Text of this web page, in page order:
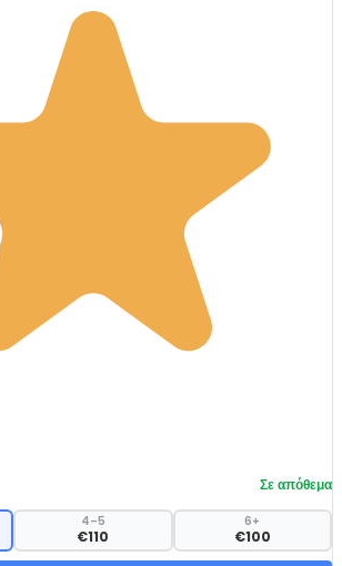
Σε απόθεμα
4–5
€110
6+
€100